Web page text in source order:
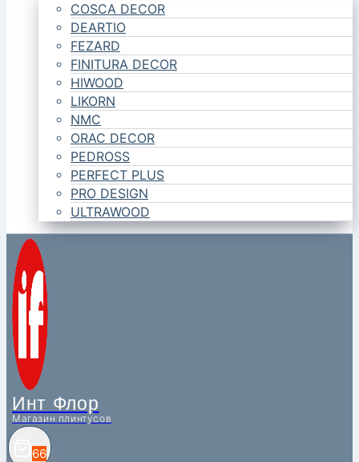
COSCA DECOR
DEARTIO
FEZARD
FINITURA DECOR
HIWOOD
LIKORN
NMC
ORAC DECOR
PEDROSS
PERFECT PLUS
PRO DESIGN
ULTRAWOOD
Инт Флор
Магазин плинтусов
66